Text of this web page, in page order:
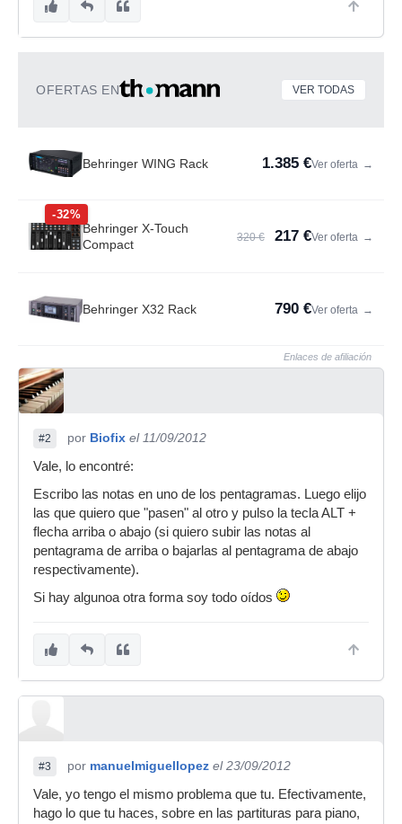
OFERTAS EN VER TODAS
Behringer WING Rack 1.385 €Ver oferta →
-32%
Behringer X-Touch
Compact
320 € 217 €Ver oferta →
Behringer X32 Rack 790 €Ver oferta →
Enlaces de afiliación
#2 por Biofix el 11/09/2012
Vale, lo encontré:
Escribo las notas en uno de los pentagramas. Luego elijo
las que quiero que "pasen" al otro y pulso la tecla ALT +
flecha arriba o abajo (si quiero subir las notas al
pentagrama de arriba o bajarlas al pentagrama de abajo
respectivamente).
Si hay algunoa otra forma soy todo oídos
#3 por manuelmiguellopez el 23/09/2012
Vale, yo tengo el mismo problema que tu. Efectivamente,
hago lo que tu haces, sobre en las partituras para piano,